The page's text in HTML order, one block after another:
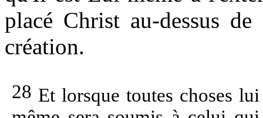
placé Christ au-dessus
création.
28 Et lorsque toutes choses